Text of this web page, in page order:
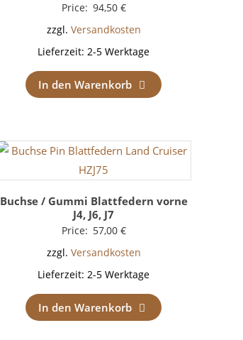
Price: 94,50 €
zzgl. Versandkosten
Lieferzeit:2-5 Werktage
In den Warenkorb
Buchse / Gummi Blattfedern vorne
J4, J6, J7
Price: 57,00 €
zzgl. Versandkosten
Lieferzeit:2-5 Werktage
In den Warenkorb